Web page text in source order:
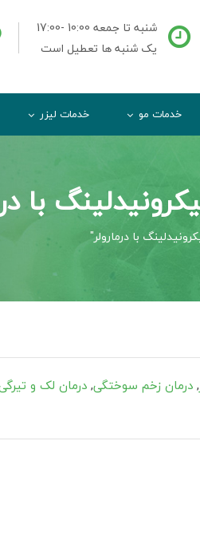
شنبه تا جمعه 10:00 -17:00
یک شنبه ها تعطیل است
خدمات مو خدمات لیزر
,درمان زخم سوختگی,درمان لک و